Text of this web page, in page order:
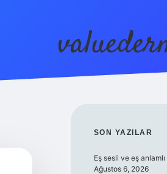
SON YAZILAR
Eş sesli ve eş anlamlı
Ağustos 6, 2026